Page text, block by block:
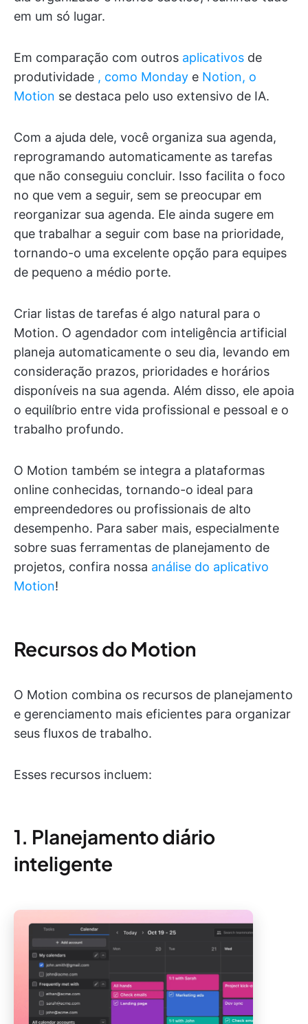
em um só lugar.
Em comparação com outros aplicativos de
produtividade , como Monday e Notion, o
Motion se destaca pelo uso extensivo de IA.
Com a ajuda dele, você organiza sua agenda,
reprogramando automaticamente as tarefas
que não conseguiu concluir. Isso facilita o foco
no que vem a seguir, sem se preocupar em
reorganizar sua agenda. Ele ainda sugere em
que trabalhar a seguir com base na prioridade,
tornando-o uma excelente opção para equipes
de pequeno a médio porte.
Criar listas de tarefas é algo natural para o
Motion. O agendador com inteligência artificial
planeja automaticamente o seu dia, levando em
consideração prazos, prioridades e horários
disponíveis na sua agenda. Além disso, ele apoia
o equilíbrio entre vida profissional e pessoal e o
trabalho profundo.
O Motion também se integra a plataformas
online conhecidas, tornando-o ideal para
empreendedores ou profissionais de alto
desempenho. Para saber mais, especialmente
sobre suas ferramentas de planejamento de
projetos, confira nossa análise do aplicativo
Motion!
Recursos do Motion
O Motion combina os recursos de planejamento
e gerenciamento mais eficientes para organizar
seus fluxos de trabalho.
Esses recursos incluem:
1. Planejamento diário
inteligente